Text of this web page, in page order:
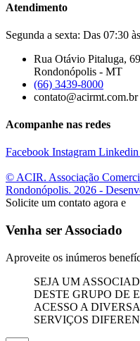
Atendimento
Segunda a sexta: Das 07:30
Rua Otávio Pitaluga,
Rondonópolis - MT
(66) 3439-8000
contato@acirmt.com.br
Acompanhe nas redes
Facebook Instagram Linkedin
© ACIR. Associação
Rondonópolis. 2026 -
Solicite um contato agora e
Venha ser Associado
Aproveite os inúmeros
SEJA UM
DESTE GRUPO DE
ACESSO A
SERVIÇOS